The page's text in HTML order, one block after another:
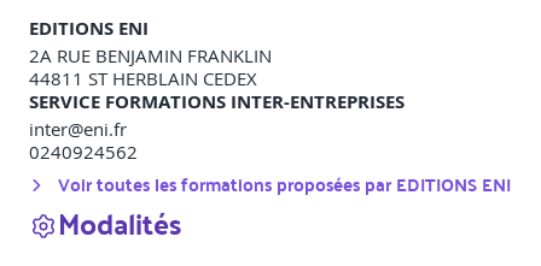
EDITIONS ENI
2A RUE BENJAMIN FRANKLIN
44811 ST HERBLAIN CEDEX
SERVICE FORMATIONS INTER-ENTREPRISES
inter@eni.fr
0240924562
Voir toutes les formations proposées parEDITIONS ENI
Modalités